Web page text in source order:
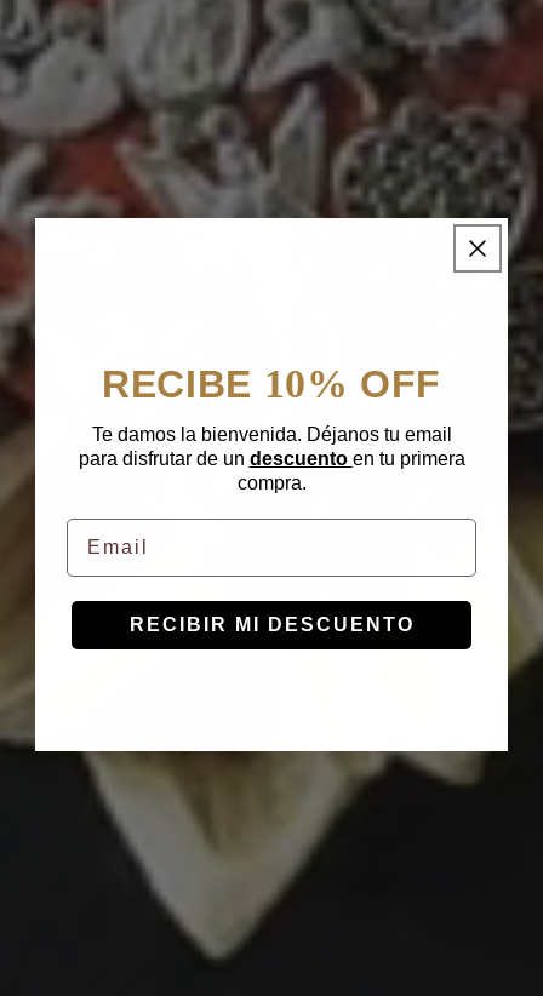
RECIBE 10% OFF
Te damos la bienvenida. Déjanos tu email
para disfrutar de un descuento en tu primera
compra.
Email
RECIBIR MI DESCUENTO